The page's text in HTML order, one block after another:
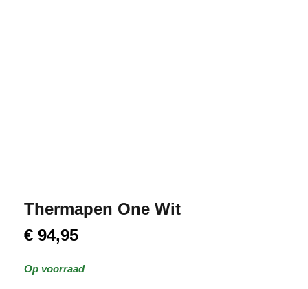
Thermapen One Wit
€ 94,95
Op voorraad